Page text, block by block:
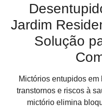
Jardim
Solução
Mictórios entupidos
transtornos e riscos à
mictório elimina